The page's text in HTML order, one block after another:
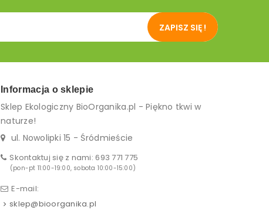
ZAPISZ SIĘ !
Informacja o sklepie
Sklep Ekologiczny BioOrganika.pl - Piękno tkwi w
naturze!
ul. Nowolipki 15 - Śródmieście
Skontaktuj się z nami:693 771 775
(pon-pt 11:00-19:00, sobota 10:00-15:00)
E-mail:
sklep@bioorganika.pl